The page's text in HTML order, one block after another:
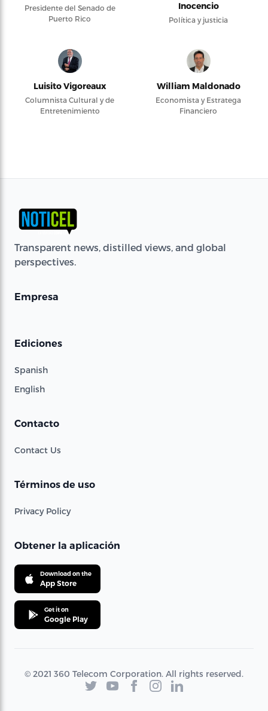
Presidente del Senado de
Puerto Rico
Inocencio
Política y justicia
Luisito Vigoreaux
Columnista Cultural y de
Entretenimiento
William Maldonado
Economista y Estratega
Financiero
Transparent news, distilled views, and global
perspectives.
Empresa
Ediciones
Spanish
English
Contacto
Contact Us
Términos de uso
Privacy Policy
Obtener la aplicación
Download on the
App Store
Get it on
Google Play
© 2021 360 Telecom Corporation. All rights reserved.